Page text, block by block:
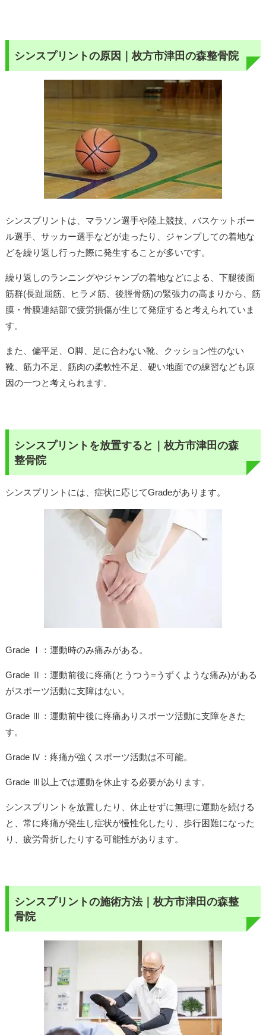
シンスプリントの原因｜枚方市津田の森整骨院
シンスプリントは、マラソン選手や陸上競技、バスケットボー
ル選手、サッカー選手などが走ったり、ジャンプしての着地な
どを繰り返し行った際に発生することが多いです。
繰り返しのランニングやジャンプの着地などによる、下腿後面
筋群(長趾屈筋、ヒラメ筋、後脛骨筋)の緊張力の高まりから、筋
膜・骨膜連結部で疲労損傷が生じて発症すると考えられていま
す。
また、偏平足、O脚、足に合わない靴、クッション性のない
靴、筋力不足、筋肉の柔軟性不足、硬い地面での練習なども原
因の一つと考えられます。
シンスプリントを放置すると｜枚方市津田の森
整骨院
シンスプリントには、症状に応じてGradeがあります。
Grade Ⅰ：運動時のみ痛みがある。
Grade Ⅱ：運動前後に疼痛(とうつう=うずくような痛み)がある
がスポーツ活動に支障はない。
Grade Ⅲ：運動前中後に疼痛ありスポーツ活動に支障をきた
す。
Grade Ⅳ：疼痛が強くスポーツ活動は不可能。
Grade Ⅲ以上では運動を休止する必要があります。
シンスプリントを放置したり、休止せずに無理に運動を続ける
と、常に疼痛が発生し症状が慢性化したり、歩行困難になった
り、疲労骨折したりする可能性があります。
シンスプリントの施術方法｜枚方市津田の森整
骨院